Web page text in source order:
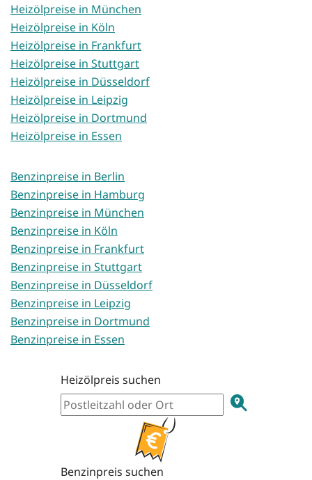
Heizölpreise in München
Heizölpreise in Köln
Heizölpreise in Frankfurt
Heizölpreise in Stuttgart
Heizölpreise in Düsseldorf
Heizölpreise in Leipzig
Heizölpreise in Dortmund
Heizölpreise in Essen
Benzinpreise in Berlin
Benzinpreise in Hamburg
Benzinpreise in München
Benzinpreise in Köln
Benzinpreise in Frankfurt
Benzinpreise in Stuttgart
Benzinpreise in Düsseldorf
Benzinpreise in Leipzig
Benzinpreise in Dortmund
Benzinpreise in Essen
Heizölpreis suchen
Benzinpreis suchen